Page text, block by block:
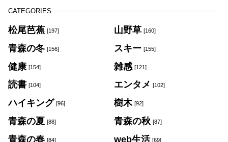
CATEGORIES
松尾芭蕉 [197] 山野草 [160]
青森の冬 [156] スキー [155]
健康 [154] 雑感 [121]
読書 [104] エンタメ [102]
ハイキング [96] 樹木 [92]
青森の夏 [88] 青森の秋 [87]
青森の春 [84] web生活 [69]